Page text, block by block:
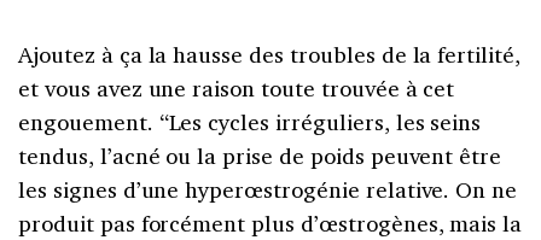
Ajoutez à ça la hausse des troubles de la fertilité,
et vous avez une raison toute trouvée à cet
engouement. “Les cycles irréguliers, les seins
tendus, l’acné ou la prise de poids peuvent être
les signes d’une hyperœstrogénie relative. On ne
produit pas forcément plus d’œstrogènes, mais la